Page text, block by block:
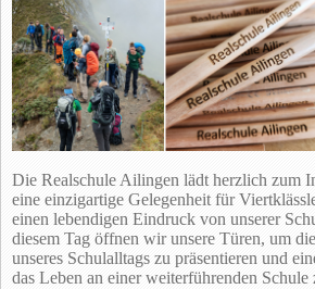
Die Realschule Ailingen lädt herzlich zum
eine einzigartige Gelegenheit für
einen lebendigen Eindruck von unserer
diesem Tag öffnen wir unsere Türen, um
unseres Schulalltags zu präsentieren und
das Leben an einer weiterführenden Schule